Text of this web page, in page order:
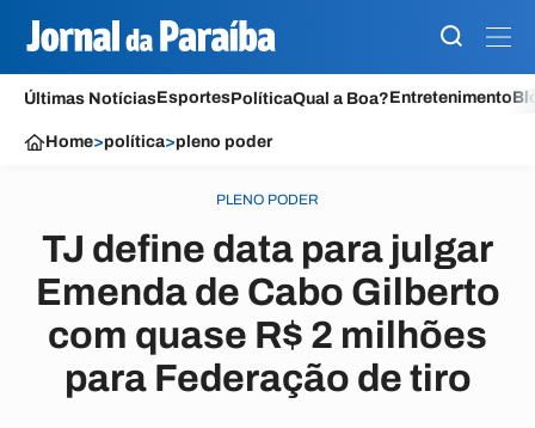
Últimas NotíciasEsportesPolíticaQual a Boa?Entretenimento
Home>política>pleno poder
PLENO PODER
TJ define data para julgar
Emenda de Cabo Gilberto
com quase R$ 2 milhões
para Federação de tiro